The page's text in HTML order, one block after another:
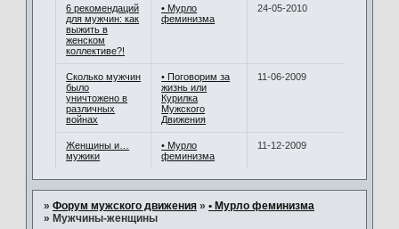
6 рекомендаций
для мужчин: как
выжить в
женском
коллективе?!
• Мурло
феминизма
24-05-2010
Сколько мужчин
было
уничтожено в
различных
войнах
• Поговорим за
жизнь или
Курилка
Мужского
Движения
11-06-2009
Женщины и…
мужики
• Мурло
феминизма
11-12-2009
» Форум мужского движения » • Мурло феминизма
» Мужчины-женщины